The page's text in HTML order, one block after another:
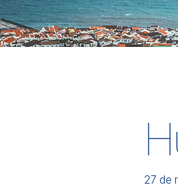
27 de